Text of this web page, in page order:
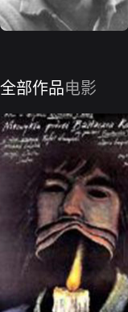
全部作品电影